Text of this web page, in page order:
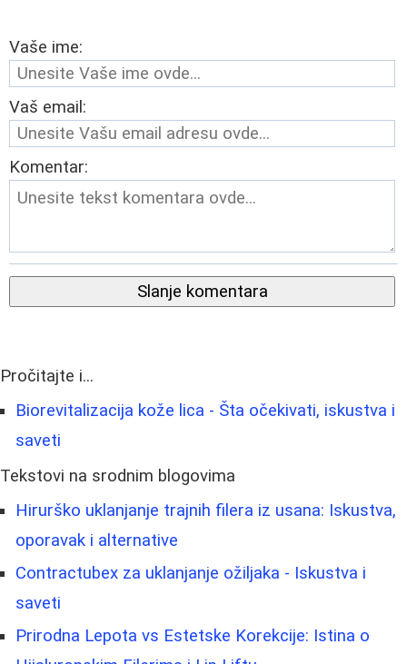
Vaše ime:
Vaš email:
Komentar:
Slanje komentara
Pročitajte i...
Biorevitalizacija kože lica - Šta očekivati, iskustva i
saveti
Tekstovi na srodnim blogovima
Hirurško uklanjanje trajnih filera iz usana: Iskustva,
oporavak i alternative
Contractubex za uklanjanje ožiljaka - Iskustva i
saveti
Prirodna Lepota vs Estetske Korekcije: Istina o